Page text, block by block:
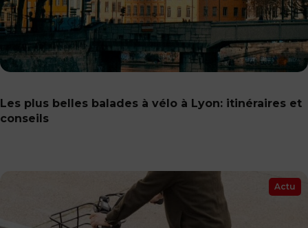
Les plus belles balades à vélo à Lyon: itinéraires et
conseils
Actu